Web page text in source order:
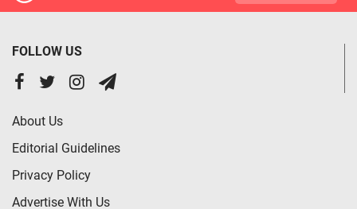
FOLLOW US
About Us
Editorial Guidelines
Privacy Policy
Advertise With Us